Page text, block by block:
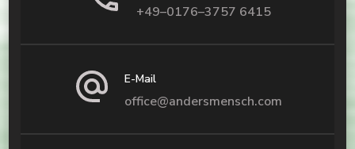
+49–0176–3757 6415
E-Mail
office@andersmensch.com